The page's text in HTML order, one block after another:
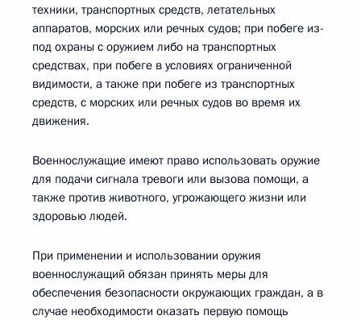
техники, транспортных средств, летательных
аппаратов, морских или речных судов; при побеге из-
под охраны с оружием либо на транспортных
средствах, при побеге в условиях ограниченной
видимости, а также при побеге из транспортных
средств, с морских или речных судов во время их
движения.
Военнослужащие имеют право использовать оружие
для подачи сигнала тревоги или вызова помощи, а
также против животного, угрожающего жизни или
здоровью людей.
При применении и использовании оружия
военнослужащий обязан принять меры для
обеспечения безопасности окружающих граждан, а в
случае необходимости оказать первую помощь